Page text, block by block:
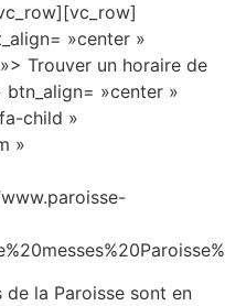
»center »
Trouver un horaire de
btn_align= »center »
child »
»
de la Paroisse sont en